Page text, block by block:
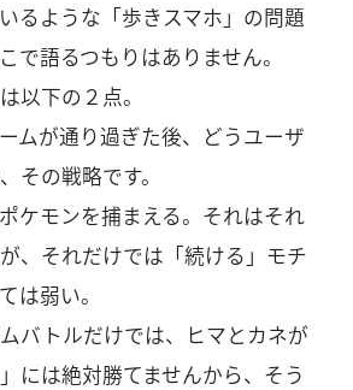
るような「歩きスマホ」の問題
で語るつもりはありません。
以下の２点。
ムが通り過ぎた後、どうユーザ
その戦略です。
ケモンを捕まえる。それはそれ
、それだけでは「続ける」モチ
は弱い。
バトルだけでは、ヒマとカネが
には絶対勝てませんから、そう